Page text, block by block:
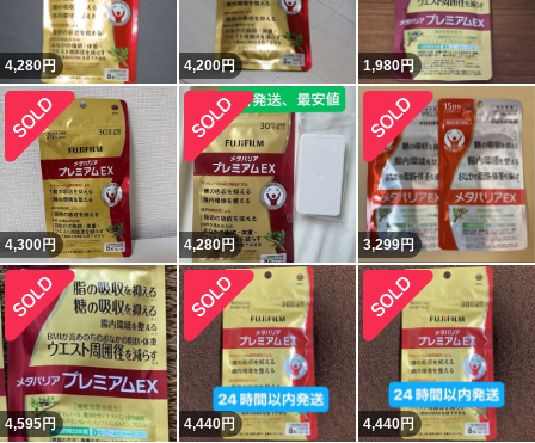
4,280円 4,200円 1,980円
4,300円 4,280円 3,299円
4,595円 4,440円 4,440円